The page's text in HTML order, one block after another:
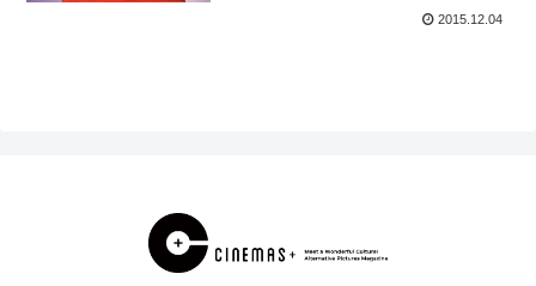
2015.12.04